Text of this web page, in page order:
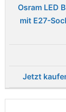
Osram LED
mit E27-
Jetzt